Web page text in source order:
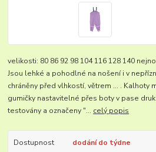
velikosti: 80 86 92 98 104 116 128 140
Jsou lehké a pohodlné na nošení i v
chráněny před vlhkostí, větrem ... . Kalhoty
gumičky nastavitelné přes boty v pase
testovány a označeny "... celý popis
Dostupnost
dodání do týdne